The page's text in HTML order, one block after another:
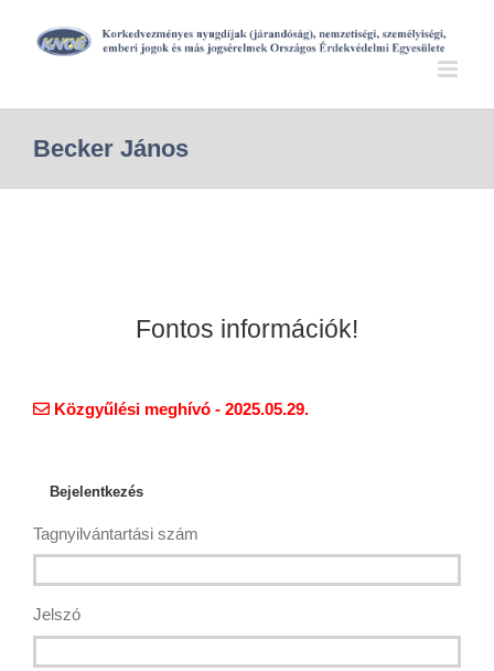
Becker János
Fontos információk!
Közgyűlési meghívó - 2025.05.29.
Bejelentkezés
Tagnyilvántartási szám
Jelszó